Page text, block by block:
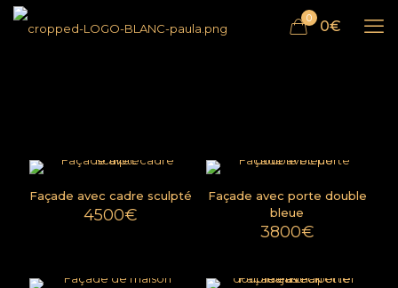
0 0€
Façade avec cadre sculpté
4500€
Façade avec porte double
bleue
3800€